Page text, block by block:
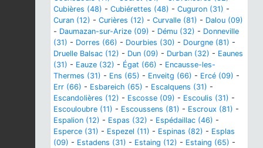
Cubières (48) - Cubiérettes (48) - Cuguron (31) -
Curan (12) - Curières (12) - Curvalle (81) - Dalou (09)
- Daumazan-sur-Arize (09) - Dému (32) - Donneville
(31) - Dorres (66) - Dourbies (30) - Dourgne (81) -
Druelle Balsac (12) - Dun (09) - Durban (32) - Eaunes
(31) - Eauze (32) - Égat (66) - Encausse-les-
Thermes (31) - Ens (65) - Enveitg (66) - Ercé (09) -
Err (66) - Esbareich (65) - Escalquens (31) -
Escandolières (12) - Escosse (09) - Escoulis (31) -
Escouloubre (11) - Escoussens (81) - Escroux (81) -
Espalion (12) - Espas (32) - Espédaillac (46) -
Esperce (31) - Espezel (11) - Espinas (82) - Esplas
(09) - Estadens (31) - Estaing (12) - Estaing (65) -